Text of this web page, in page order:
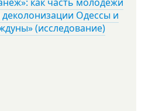
деколонизации Одессы и
(исследование)